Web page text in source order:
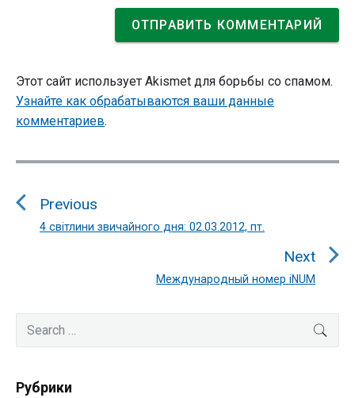
Этот сайт использует Akismet для борьбы со спамом.
Узнайте как обрабатываются ваши данные
комментариев.
Навигация
записям
Previous
Previous
4 світлини звичайного дня: 02.03.2012, пт.
Next
Next
Международный номер iNUM
Primary
Sidebar
for:
Рубрики